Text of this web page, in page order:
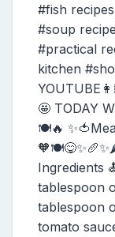
#fish
#soup
#practical
kitchen
🤩 TODAY
🍽️🔥
Ingredients
tablespoon
tablespoon
tomato